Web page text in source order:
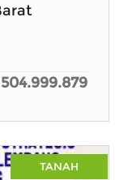
504.999.879
TANAH